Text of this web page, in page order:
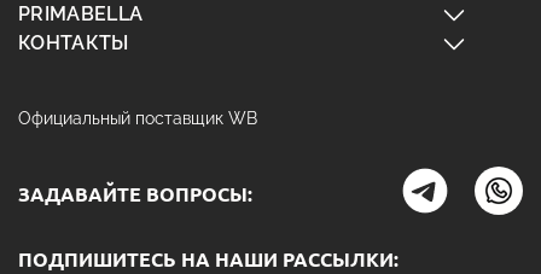
PRIMABELLA
КОНТАКТЫ
Официальный поставщик WB
ЗАДАВАЙТЕ ВОПРОСЫ:
ПОДПИШИТЕСЬ НА НАШИ РАССЫЛКИ: